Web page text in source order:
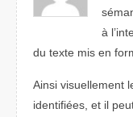
à
du texte mis en
Ainsi visuellement
identifiées, et il